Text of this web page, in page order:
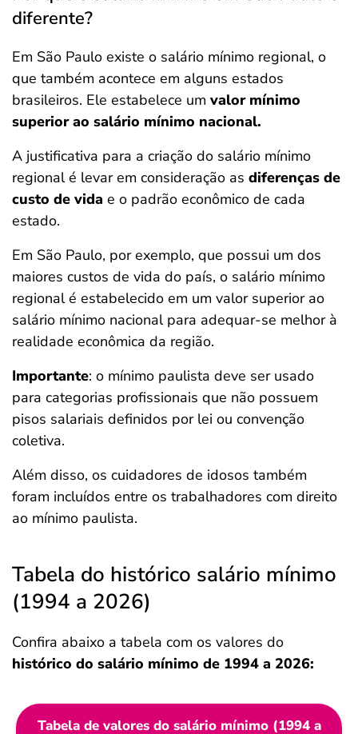
diferente?
Em São Paulo existe o salário mínimo regional, o
que também acontece em alguns estados
brasileiros. Ele estabelece um valor mínimo
superior ao salário mínimo nacional.
A justificativa para a criação do salário mínimo
regional é levar em consideração as diferenças de
custo de vida e o padrão econômico de cada
estado.
Em São Paulo, por exemplo, que possui um dos
maiores custos de vida do país, o salário mínimo
regional é estabelecido em um valor superior ao
salário mínimo nacional para adequar-se melhor à
realidade econômica da região.
Importante: o mínimo paulista deve ser usado
para categorias profissionais que não possuem
pisos salariais definidos por lei ou convenção
coletiva.
Além disso, os cuidadores de idosos também
foram incluídos entre os trabalhadores com direito
ao mínimo paulista.
Tabela do histórico salário mínimo
(1994 a 2026)
Confira abaixo a tabela com os valores do
histórico do salário mínimo de 1994 a 2026:
Tabela de valores do salário mínimo (1994 a